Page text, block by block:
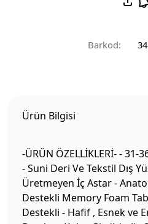
Barkod:
Ürün Bilgisi
-ÜRÜN ÖZELLİKLERİ- - 31-
- Suni Deri Ve Tekstil Dış
Üretmeyen İç Astar -
Destekli Memory Foam
Destekli - Hafif , Esnek ve